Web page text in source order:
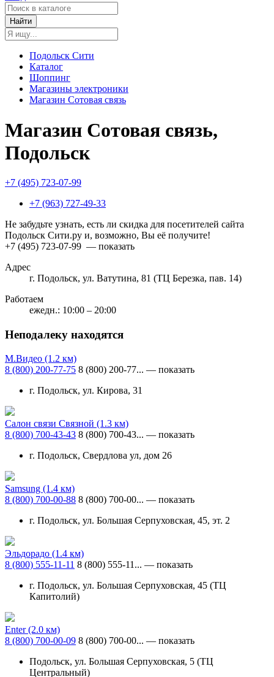
Найти
Подольск Сити
Каталог
Шоппинг
Магазины электроники
Магазин Сотовая связь
Магазин Сотовая связь,
Подольск
+7 (495) 723-07-99
+7 (963) 727-49-33
Не забудьте узнать, есть ли скидка для посетителей сайта
Подольск Сити.ру и, возможно, Вы её получите!
+7 (495) 723-07-99 — показать
Адрес
г. Подольск, ул. Ватутина, 81 (ТЦ Березка, пав. 14)
Работаем
ежедн.: 10:00 – 20:00
Неподалеку находятся
М.Видео (1.2 км)
8 (800) 200-77-75 8 (800) 200-77... — показать
г. Подольск, ул. Кирова, 31
Салон связи Связной (1.3 км)
8 (800) 700-43-43 8 (800) 700-43... — показать
г. Подольск, Свердлова ул, дом 26
Samsung (1.4 км)
8 (800) 700-00-88 8 (800) 700-00... — показать
г. Подольск, ул. Большая Серпуховская, 45, эт. 2
Эльдорадо (1.4 км)
8 (800) 555-11-11 8 (800) 555-11... — показать
г. Подольск, ул. Большая Серпуховская, 45 (ТЦ
Капитолий)
Enter(2.0 км)
8 (800) 700-00-09 8 (800) 700-00... — показать
Подольск, ул. Большая Серпуховская, 5 (ТЦ
Центральный)